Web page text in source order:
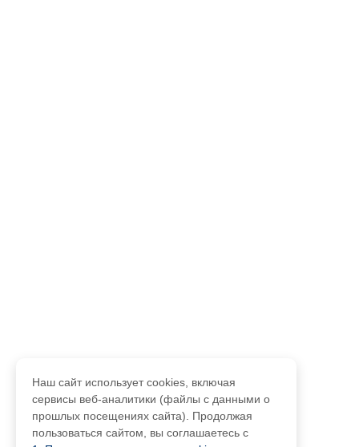
Наш сайт использует cookies, включая
сервисы веб-аналитики (файлы с данными о
прошлых посещениях сайта). Продолжая
пользоваться сайтом, вы соглашаетесь с